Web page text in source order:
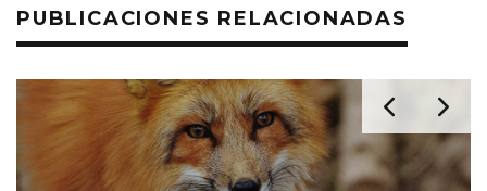
PUBLICACIONES RELACIONADAS